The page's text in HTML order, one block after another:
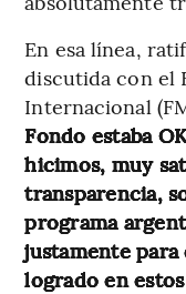
En esa línea,
discutida con el
Internacional
Fondo estaba
hicimos, muy
transparencia,
programa
justamente
logrado en